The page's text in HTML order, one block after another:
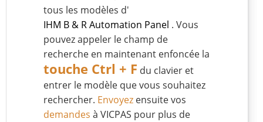
tous les modèles d'
IHM B & R Automation Panel . Vous
pouvez appeler le champ de
recherche en maintenant enfoncée la
touche Ctrl + F du clavier et
entrer le modèle que vous souhaitez
rechercher. Envoyez ensuite vos
demandes à VICPAS pour plus de